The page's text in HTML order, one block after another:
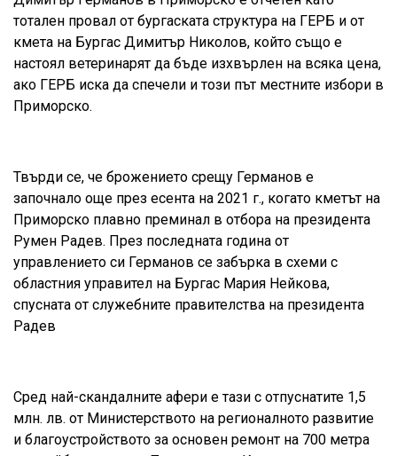
тотален провал от бургаската структура на ГЕРБ и от
кмета на Бургас Димитър Николов, който също е
настоял ветеринарят да бъде изхвърлен на всяка цена,
ако ГЕРБ иска да спечели и този път местните избори в
Приморско.
Твърди се, че брожението срещу Германов е
започнало още през есента на 2021 г., когато кметът на
Приморско плавно преминал в отбора на президента
Румен Радев. През последната година от
управлението си Германов се забърка в схеми с
областния управител на Бургас Мария Нейкова,
спусната от служебните правителства на президента
Радев
Сред най-скандалните афери е тази с отпуснатите 1,5
млн. лв. от Министерството на регионалното развитие
и благоустройството за основен ремонт на 700 метра